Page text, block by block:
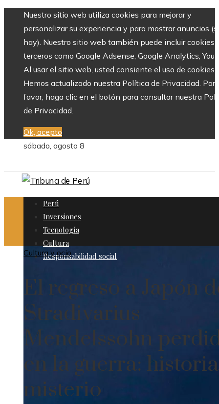
Nuestro sitio web utiliza cookies para mejorar y
personalizar su experiencia y para mostrar anuncios
hay). Nuestro sitio web también puede incluir cookies
terceros como Google Adsense, Google Analytics,
Al usar el sitio web, usted consiente el uso de cookies.
Hemos actualizado nuestra Política de Privacidad. Por
favor, haga clic en el botón para consultar nuestra
de Privacidad.
Ok, acepto
sábado, agosto 8
Perú
Inversiones
Tecnología
Cultura
Responsabilidad social
Cultura y ocio
El regreso a Japón
Stradivarius
Mendelssohn
en la guerra:
misterio